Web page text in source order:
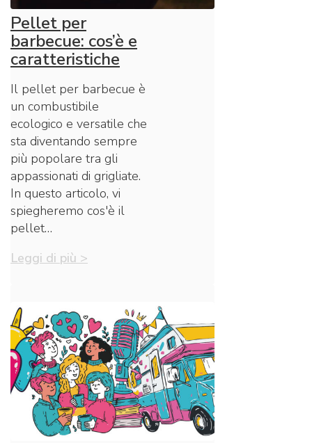
Pellet per
barbecue: cos’è e
caratteristiche
Il pellet per barbecue è
un combustibile
ecologico e versatile che
sta diventando sempre
più popolare tra gli
appassionati di grigliate.
In questo articolo, vi
spiegheremo cos'è il
pellet…
Leggi di più >